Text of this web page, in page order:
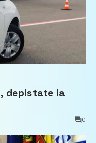
depistate la
0